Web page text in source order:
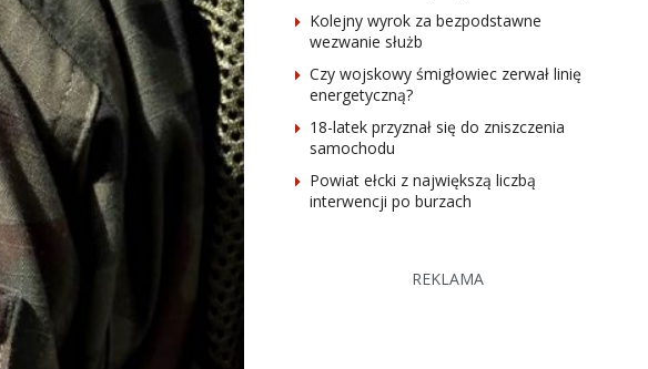
Kolejny wyrok za bezpodstawne
wezwanie służb
Czy wojskowy śmigłowiec zerwał linię
energetyczną?
18-latek przyznał się do zniszczenia
samochodu
Powiat ełcki z największą liczbą
interwencji po burzach
REKLAMA